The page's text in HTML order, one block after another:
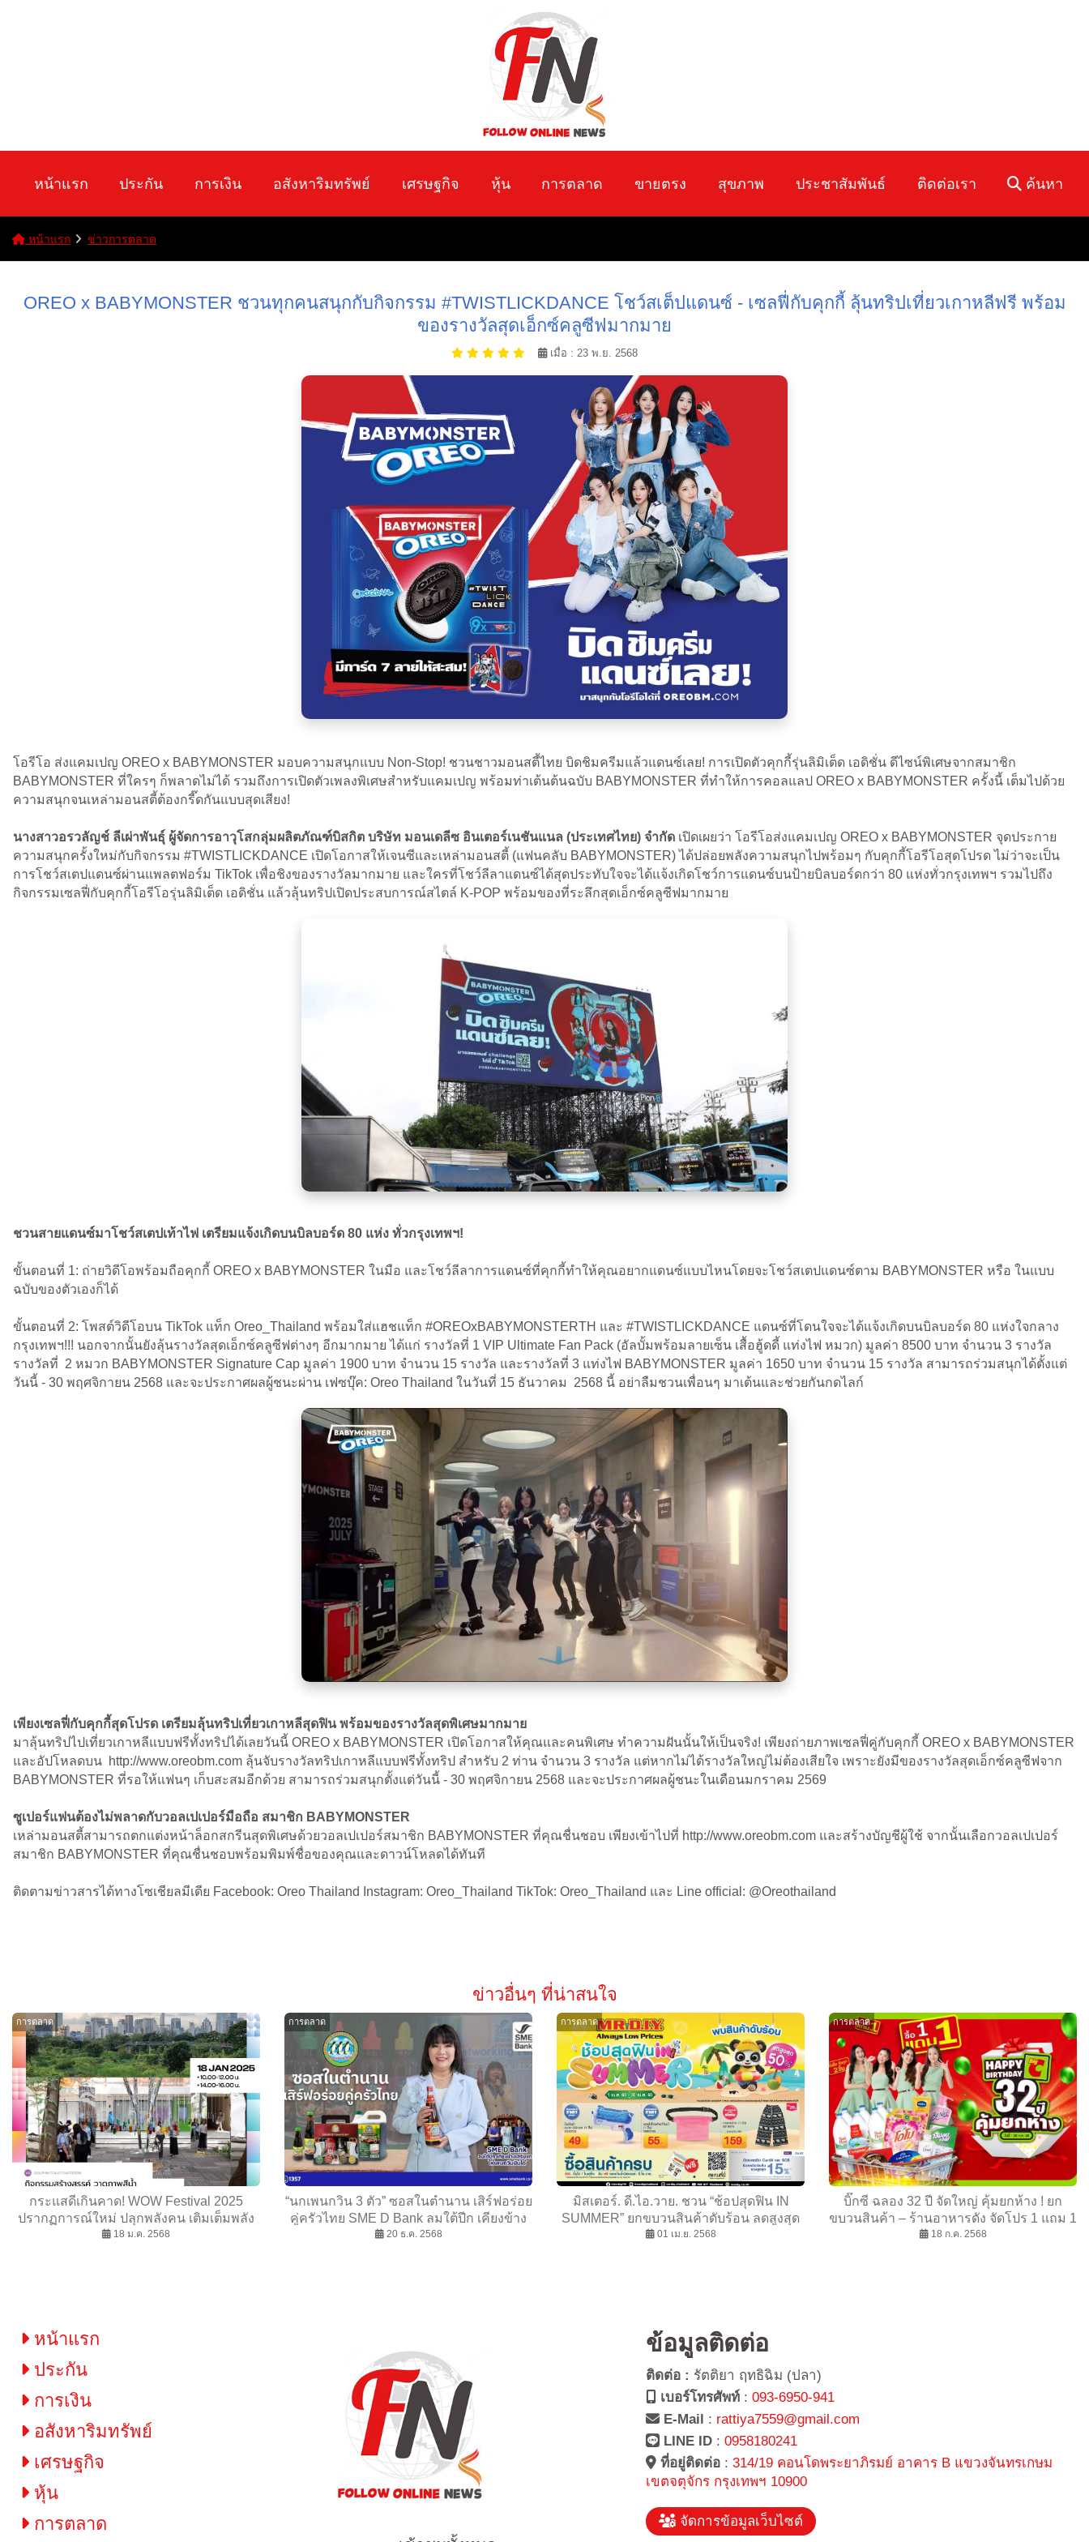
หน้าแรก ประกัน การเงิน อสังหาริมทรัพย์ เศรษฐกิจ หุ้น การตลาด ขายตรง สุขภาพ ประชาสัมพันธ์ ติดต่อเรา ค้นหา
หน้าแรก ข่าวการตลาด
OREO x BABYMONSTER ชวนทุกคนสนุกกับกิจกรรม #TWISTLICKDANCE โชว์สเต็ปแดนซ์ - เซลฟี่กับคุกกี้ ลุ้นทริปเที่ยวเกาหลีฟรี พร้อม
ของรางวัลสุดเอ็กซ์คลูซีฟมากมาย
เมื่อ : 23 พ.ย. 2568
โอรีโอ ส่งแคมเปญ OREO x BABYMONSTER มอบความสนุกแบบ Non-Stop! ชวนชาวมอนสตี้ไทย บิดชิมครีมแล้วแดนซ์เลย! การเปิดตัวคุกกี้รุ่นลิมิเต็ด เอดิชั่น ดีไซน์พิเศษจากสมาชิก
BABYMONSTER ที่ใครๆ ก็พลาดไม่ได้ รวมถึงการเปิดตัวเพลงพิเศษสำหรับแคมเปญ พร้อมท่าเต้นต้นฉบับ BABYMONSTER ที่ทำให้การคอลแลป OREO x BABYMONSTER ครั้งนี้ เต็มไปด้วย
ความสนุกจนเหล่ามอนสตี้ต้องกรี๊ดกันแบบสุดเสียง!
นางสาวอรวลัญช์ ลีเผ่าพันธุ์ ผู้จัดการอาวุโสกลุ่มผลิตภัณฑ์บิสกิต บริษัท มอนเดลีซ อินเตอร์เนชันแนล (ประเทศไทย) จำกัด เปิดเผยว่า โอรีโอส่งแคมเปญ OREO x BABYMONSTER จุดประกาย
ความสนุกครั้งใหม่กับกิจกรรม #TWISTLICKDANCE เปิดโอกาสให้เจนซีและเหล่ามอนสตี้ (แฟนคลับ BABYMONSTER) ได้ปล่อยพลังความสนุกไปพร้อมๆ กับคุกกี้โอรีโอสุดโปรด ไม่ว่าจะเป็น
การโชว์สเตปแดนซ์ผ่านแพลตฟอร์ม TikTok เพื่อชิงของรางวัลมากมาย และใครที่โชว์ลีลาแดนซ์ได้สุดประทับใจจะได้แจ้งเกิดโชว์การแดนซ์บนป้ายบิลบอร์ดกว่า 80 แห่งทั่วกรุงเทพฯ รวมไปถึง
กิจกรรมเซลฟี่กับคุกกี้โอรีโอรุ่นลิมิเต็ด เอดิชั่น แล้วลุ้นทริปเปิดประสบการณ์สไตล์ K-POP พร้อมของที่ระลึกสุดเอ็กซ์คลูซีฟมากมาย
ชวนสายแดนซ์มาโชว์สเตปเท้าไฟ เตรียมแจ้งเกิดบนบิลบอร์ด 80 แห่ง ทั่วกรุงเทพฯ!
ขั้นตอนที่ 1: ถ่ายวิดีโอพร้อมถือคุกกี้ OREO x BABYMONSTER ในมือ และโชว์ลีลาการแดนซ์ที่คุกกี้ทำให้คุณอยากแดนซ์แบบไหนโดยจะโชว์สเตปแดนซ์ตาม BABYMONSTER หรือ ในแบบ
ฉบับของตัวเองก็ได้
ขั้นตอนที่ 2: โพสต์วิดีโอบน TikTok แท็ก Oreo_Thailand พร้อมใส่แฮชแท็ก #OREOxBABYMONSTERTH และ #TWISTLICKDANCE แดนซ์ที่โดนใจจะได้แจ้งเกิดบนบิลบอร์ด 80 แห่งใจกลาง
กรุงเทพฯ!!! นอกจากนั้นยังลุ้นรางวัลสุดเอ็กซ์คลูซีฟต่างๆ อีกมากมาย ได้แก่ รางวัลที่ 1 VIP Ultimate Fan Pack (อัลบั้มพร้อมลายเซ็น เสื้อฮู้ดดี้ แท่งไฟ หมวก) มูลค่า 8500 บาท จำนวน 3 รางวัล
รางวัลที่ 2 หมวก BABYMONSTER Signature Cap มูลค่า 1900 บาท จำนวน 15 รางวัล และรางวัลที่ 3 แท่งไฟ BABYMONSTER มูลค่า 1650 บาท จำนวน 15 รางวัล สามารถร่วมสนุกได้ตั้งแต่
วันนี้ - 30 พฤศจิกายน 2568 และจะประกาศผลผู้ชนะผ่าน เฟซบุ๊ค: Oreo Thailand ในวันที่ 15 ธันวาคม 2568 นี้ อย่าลืมชวนเพื่อนๆ มาเต้นและช่วยกันกดไลก์
เพียงเซลฟี่กับคุกกี้สุดโปรด เตรียมลุ้นทริปเที่ยวเกาหลีสุดฟิน พร้อมของรางวัลสุดพิเศษมากมาย
มาลุ้นทริปไปเที่ยวเกาหลีแบบฟรีทั้งทริปได้เลยวันนี้ OREO x BABYMONSTER เปิดโอกาสให้คุณและคนพิเศษ ทำความฝันนั้นให้เป็นจริง! เพียงถ่ายภาพเซลฟี่คู่กับคุกกี้ OREO x BABYMONSTER
และอัปโหลดบน http://www.oreobm.com ลุ้นจับรางวัลทริปเกาหลีแบบฟรีทั้งทริป สำหรับ 2 ท่าน จำนวน 3 รางวัล แต่หากไม่ได้รางวัลใหญ่ไม่ต้องเสียใจ เพราะยังมีของรางวัลสุดเอ็กซ์คลูซีฟจาก
BABYMONSTER ที่รอให้แฟนๆ เก็บสะสมอีกด้วย สามารถร่วมสนุกตั้งแต่วันนี้ - 30 พฤศจิกายน 2568 และจะประกาศผลผู้ชนะในเดือนมกราคม 2569
ซูเปอร์แฟนต้องไม่พลาดกับวอลเปเปอร์มือถือ สมาชิก BABYMONSTER
เหล่ามอนสตี้สามารถตกแต่งหน้าล็อกสกรีนสุดพิเศษด้วยวอลเปเปอร์สมาชิก BABYMONSTER ที่คุณชื่นชอบ เพียงเข้าไปที่ http://www.oreobm.com และสร้างบัญชีผู้ใช้ จากนั้นเลือกวอลเปเปอร์
สมาชิก BABYMONSTER ที่คุณชื่นชอบพร้อมพิมพ์ชื่อของคุณและดาวน์โหลดได้ทันที
ติดตามข่าวสารได้ทางโซเชียลมีเดีย Facebook: Oreo Thailand Instagram: Oreo_Thailand TikTok: Oreo_Thailand และ Line official: @Oreothailand
ข่าวอื่นๆ ที่น่าสนใจ
การตลาด
กระแสดีเกินคาด! WOW Festival 2025
ปรากฏการณ์ใหม่ ปลุกพลังคน เติมเต็มพลัง
เมือง พร้อมขนเซอร์ไพรส์รอทุกคนถึง 19
18 ม.ค. 2568
การตลาด
“นกเพนกวิน 3 ตัว” ซอสในตำนาน เสิร์ฟอร่อย
คู่ครัวไทย SME D Bank ลมใต้ปีก เคียงข้าง
ผลักดันให้เพนกวินบินได้!!
20 ธ.ค. 2568
การตลาด
มิสเตอร์. ดี.ไอ.วาย. ชวน “ช้อปสุดฟิน IN
SUMMER” ยกขบวนสินค้าดับร้อน ลดสูงสุด
50% ตลอดเดือนเมษายน 2568
01 เม.ย. 2568
การตลาด
บิ๊กซี ฉลอง 32 ปี จัดใหญ่ คุ้มยกห้าง ! ยก
ขบวนสินค้า – ร้านอาหารดัง จัดโปร 1 แถม 1
แบบที่ไม่เคยมีมาก่อน
18 ก.ค. 2568
หน้าแรก
ประกัน
การเงิน
อสังหาริมทรัพย์
เศรษฐกิจ
หุ้น
การตลาด
ข้อมูลติดต่อ
ติดต่อ : รัตติยา ฤทธิฉิม (ปลา)
เบอร์โทรศัพท์ :093-6950-941
E-Mail : rattiya7559@gmail.com
LINE ID :0958180241
ที่อยู่ติดต่อ :314/19 คอนโดพระยาภิรมย์ อาคาร B แขวงจันทรเกษม
เขตจตุจักร กรุงเทพฯ 10900
จัดการข้อมูลเว็บไซต์